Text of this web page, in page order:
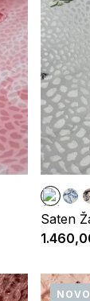
Saten
NOVO